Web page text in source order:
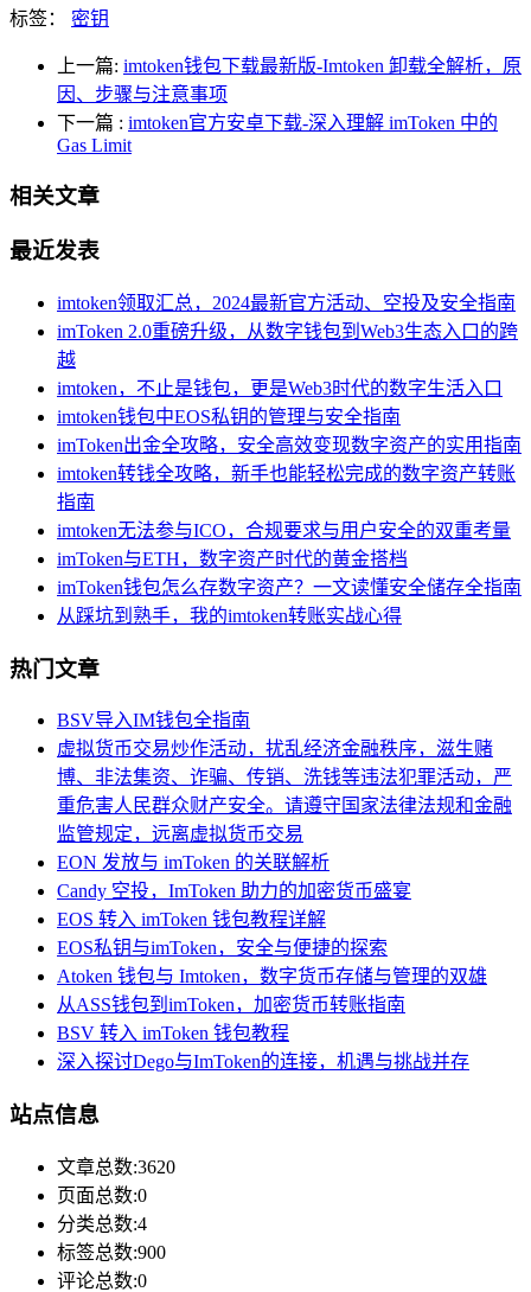
标签： 密钥
上一篇: imtoken钱包下载最新版-Imtoken 卸载全解析，原
因、步骤与注意事项
下一篇 : imtoken官方安卓下载-深入理解 imToken 中的
Gas Limit
相关文章
最近发表
imtoken领取汇总，2024最新官方活动、空投及安全指南
imToken 2.0重磅升级，从数字钱包到Web3生态入口的跨
越
imtoken，不止是钱包，更是Web3时代的数字生活入口
imtoken钱包中EOS私钥的管理与安全指南
imToken出金全攻略，安全高效变现数字资产的实用指南
imtoken转钱全攻略，新手也能轻松完成的数字资产转账
指南
imtoken无法参与ICO，合规要求与用户安全的双重考量
imToken与ETH，数字资产时代的黄金搭档
imToken钱包怎么存数字资产？一文读懂安全储存全指南
从踩坑到熟手，我的imtoken转账实战心得
热门文章
BSV导入IM钱包全指南
虚拟货币交易炒作活动，扰乱经济金融秩序，滋生赌
博、非法集资、诈骗、传销、洗钱等违法犯罪活动，严
重危害人民群众财产安全。请遵守国家法律法规和金融
监管规定，远离虚拟货币交易
EON 发放与 imToken 的关联解析
Candy 空投，ImToken 助力的加密货币盛宴
EOS 转入 imToken 钱包教程详解
EOS私钥与imToken，安全与便捷的探索
Atoken 钱包与 Imtoken，数字货币存储与管理的双雄
从ASS钱包到imToken，加密货币转账指南
BSV 转入 imToken 钱包教程
深入探讨Dego与ImToken的连接，机遇与挑战并存
站点信息
文章总数:3620
页面总数:0
分类总数:4
标签总数:900
评论总数:0